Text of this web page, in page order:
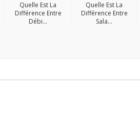
Quelle Est La
Différence Entre
Débi...
Quelle Est La
Différence Entre
Sala...